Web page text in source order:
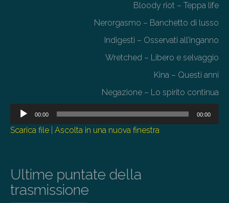
Bloody riot – Teppa life
Nerorgasmo – Banchetto di lusso
Indigesti – Osservati all’inganno
Wretched – Libero e selvaggio
Kina – Questi anni
Negazione – Lo spirito continua
Audio
00:00 00:00
Scarica file Ascolta in una nuova finestra
Ultime puntate della
trasmissione